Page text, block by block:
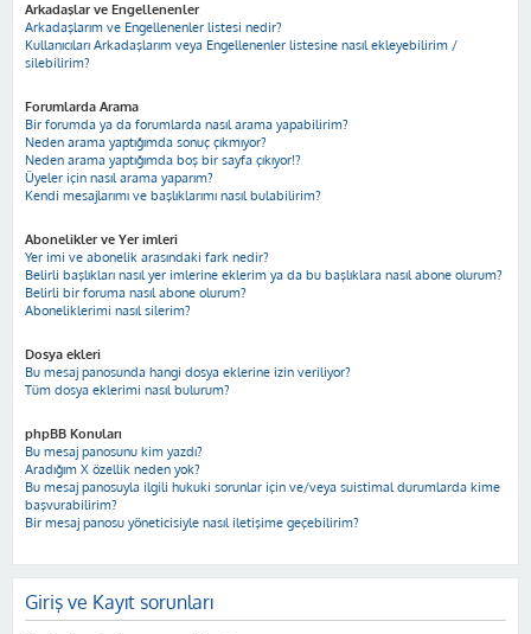
Arkadaşlar ve Engellenenler
Arkadaşlarım ve Engellenenler listesi nedir?
Kullanıcıları Arkadaşlarım veya Engellenenler listesine nasıl ekleyebilirim /
silebilirim?
Forumlarda Arama
Bir forumda ya da forumlarda nasıl arama yapabilirim?
Neden arama yaptığımda sonuç çıkmıyor?
Neden arama yaptığımda boş bir sayfa çıkıyor!?
Üyeler için nasıl arama yaparım?
Kendi mesajlarımı ve başlıklarımı nasıl bulabilirim?
Abonelikler ve Yer imleri
Yer imi ve abonelik arasındaki fark nedir?
Belirli başlıkları nasıl yer imlerine eklerim ya da bu başlıklara nasıl abone olurum?
Belirli bir foruma nasıl abone olurum?
Aboneliklerimi nasıl silerim?
Dosya ekleri
Bu mesaj panosunda hangi dosya eklerine izin veriliyor?
Tüm dosya eklerimi nasıl bulurum?
phpBB Konuları
Bu mesaj panosunu kim yazdı?
Aradığım X özellik neden yok?
Bu mesaj panosuyla ilgili hukuki sorunlar için ve/veya suistimal durumlarda kime
başvurabilirim?
Bir mesaj panosu yöneticisiyle nasıl iletişime geçebilirim?
Giriş ve Kayıt sorunları